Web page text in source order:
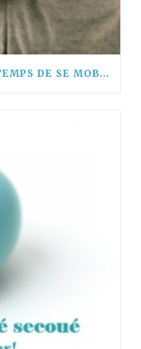
SECOURISME EN LIGNE, IL EST TEMPS DE SE MOBILISER !